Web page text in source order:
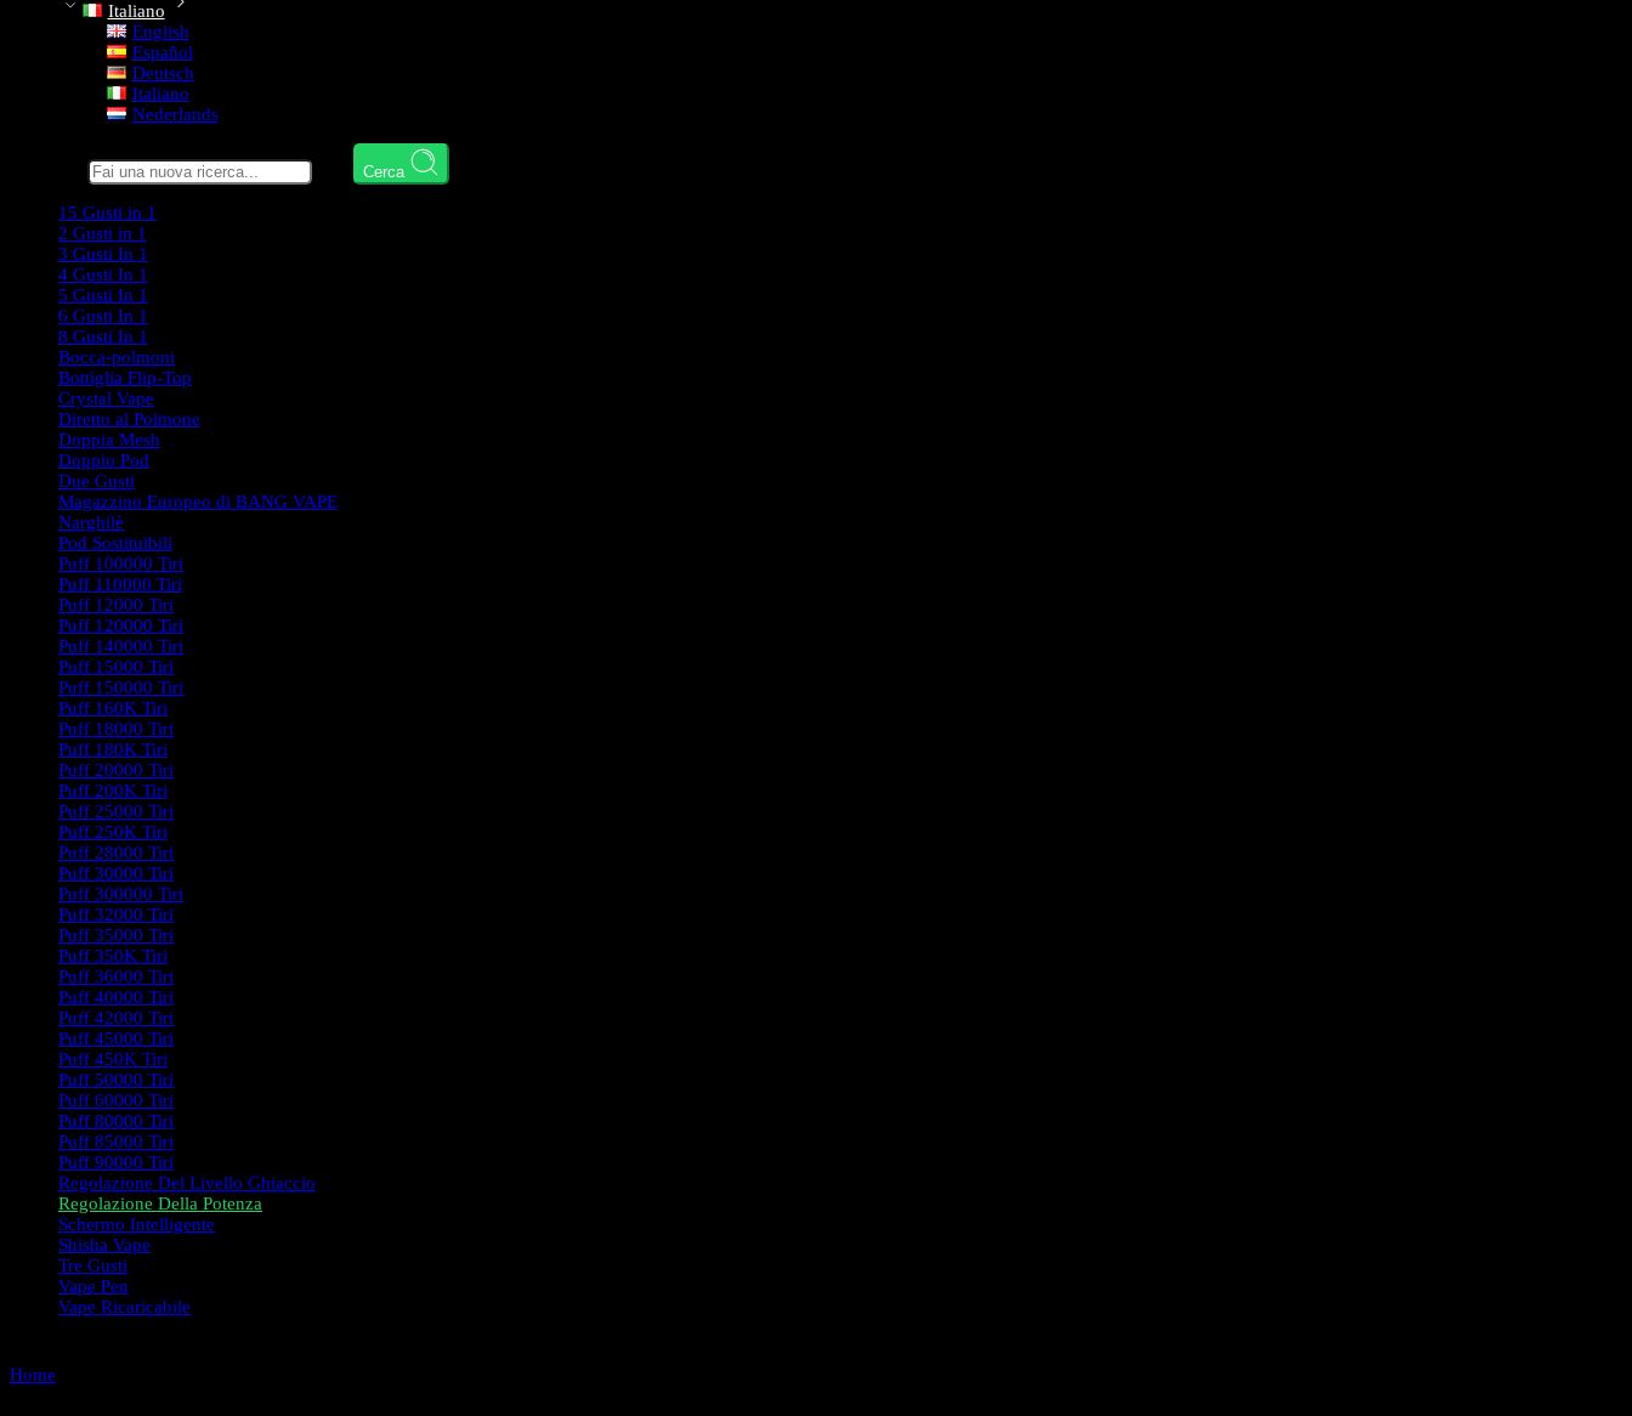
Italiano
English
Español
Deutsch
Italiano
Nederlands
Cerca
15 Gusti in 1
2 Gusti in 1
3 Gusti In 1
4 Gusti In 1
5 Gusti In 1
6 Gusti In 1
8 Gusti In 1
Bocca-polmoni
Bottiglia Flip-Top
Crystal Vape
Diretto al Polmone
Doppia Mesh
Doppio Pod
Due Gusti
Magazzino Europeo di BANG VAPE
Narghilè
Pod Sostituibili
Puff 100000 Tiri
Puff 110000 Tiri
Puff 12000 Tiri
Puff 120000 Tiri
Puff 140000 Tiri
Puff 15000 Tiri
Puff 150000 Tiri
Puff 160K Tiri
Puff 18000 Tiri
Puff 180K Tiri
Puff 20000 Tiri
Puff 200K Tiri
Puff 25000 Tiri
Puff 250K Tiri
Puff 28000 Tiri
Puff 30000 Tiri
Puff 300000 Tiri
Puff 32000 Tiri
Puff 35000 Tiri
Puff 350K Tiri
Puff 36000 Tiri
Puff 40000 Tiri
Puff 42000 Tiri
Puff 45000 Tiri
Puff 450K Tiri
Puff 50000 Tiri
Puff 60000 Tiri
Puff 80000 Tiri
Puff 85000 Tiri
Puff 90000 Tiri
Regolazione Del Livello Ghiaccio
Regolazione Della Potenza
Schermo Intelligente
Shisha Vape
Tre Gusti
Vape Pen
Vape Ricaricabile
Home